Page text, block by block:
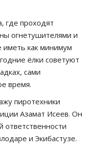
где проходят
огнетушителями и
иметь как минимум
ёлки советуют
сами
время.
пиротехники
Азамат Исеев. Он
ответственности
и Экибастузе.